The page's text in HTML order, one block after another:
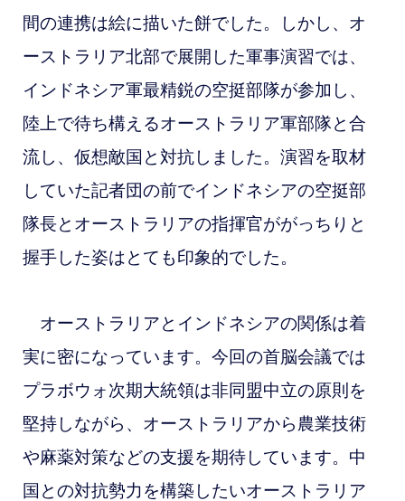
間の連携は絵に描いた餅でした。しかし、オ
ーストラリア北部で展開した軍事演習では、
インドネシア軍最精鋭の空挺部隊が参加し、
陸上で待ち構えるオーストラリア軍部隊と合
流し、仮想敵国と対抗しました。演習を取材
していた記者団の前でインドネシアの空挺部
隊長とオーストラリアの指揮官ががっちりと
握手した姿はとても印象的でした。
オーストラリアとインドネシアの関係は着
実に密になっています。今回の首脳会議では
プラボウォ次期大統領は非同盟中立の原則を
堅持しながら、オーストラリアから農業技術
や麻薬対策などの支援を期待しています。中
国との対抗勢力を構築したいオーストラリア